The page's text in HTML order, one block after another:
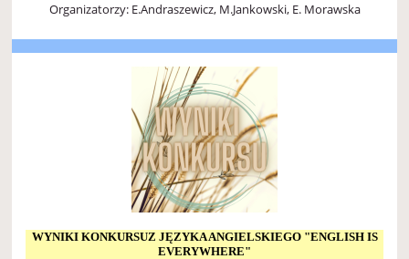
Organizatorzy: E.Andraszewicz, M.Jankowski, E. Morawska
WYNIKI KONKURSUZ JĘZYKA ANGIELSKIEGO "ENGLISH IS
EVERYWHERE"